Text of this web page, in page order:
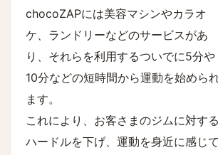
chocoZAPには美容マシンやカラオ
ケ、ランドリーなどのサービスがあ
り、それらを利用するついでに5分や
10分などの短時間から運動を始めら
ます。
これにより、お客さまのジムに対する
ハードルを下げ、運動を身近に感じて